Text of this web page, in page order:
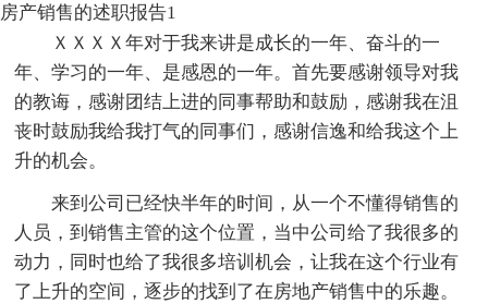
房产销售的述职报告1
ＸＸＸＸ年对于我来讲是成长的一年、奋斗的一
年、学习的一年、是感恩的一年。首先要感谢领导对我
的教诲，感谢团结上进的同事帮助和鼓励，感谢我在沮
丧时鼓励我给我打气的同事们，感谢信逸和给我这个上
升的机会。
来到公司已经快半年的时间，从一个不懂得销售的
人员，到销售主管的这个位置，当中公司给了我很多的
动力，同时也给了我很多培训机会，让我在这个行业有
了上升的空间，逐步的找到了在房地产销售中的乐趣。